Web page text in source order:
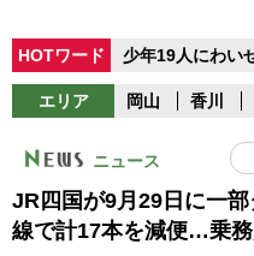
HOTワード 少年19人にわい
エリア 岡山 香川
ニュース
JR四国が9月29日に一
線で計17本を減便…乗